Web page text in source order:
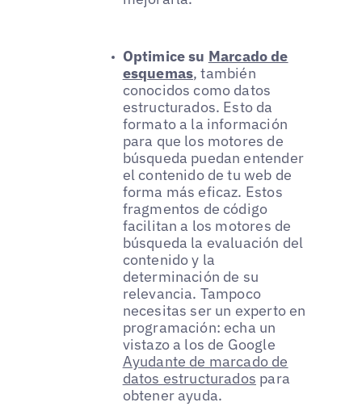
Optimice su Marcado de
esquemas, también
conocidos como datos
estructurados. Esto da
formato a la información
para que los motores de
búsqueda puedan entender
el contenido de tu web de
forma más eficaz. Estos
fragmentos de código
facilitan a los motores de
búsqueda la evaluación del
contenido y la
determinación de su
relevancia. Tampoco
necesitas ser un experto en
programación: echa un
vistazo a los de Google
Ayudante de marcado de
datos estructurados para
obtener ayuda.